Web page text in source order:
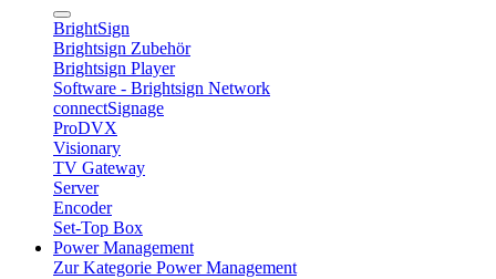
BrightSign
Brightsign Zubehör
Brightsign Player
Software - Brightsign Network
connectSignage
ProDVX
Visionary
TV Gateway
Server
Encoder
Set-Top Box
Power Management
Zur Kategorie Power Management